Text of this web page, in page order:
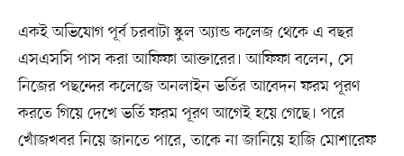
একই অভিযোগ পূর্ব চরবাটা স্কুল অ্যান্ড কলেজ থেকে এ বছর
এসএসসি পাস করা আফিফা আক্তারের। আফিফা বলেন, সে
নিজের পছন্দের কলেজে অনলাইন ভর্তির আবেদন ফরম পূরণ
করতে গিয়ে দেখে ভর্তি ফরম পূরণ আগেই হয়ে গেছে। পরে
খোঁজখবর নিয়ে জানতে পারে, তাকে না জানিয়ে হাজি মোশারেফ